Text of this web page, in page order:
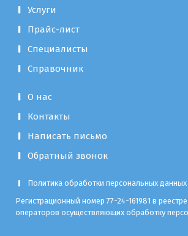
Услуги
Прайс-лист
Специалисты
Справочник
О нас
Контакты
Написать письмо
Обратный звонок
Политика обработки персональных данных
Регистрационный номер 77-24-161981 в
операторов осуществляющих обработку